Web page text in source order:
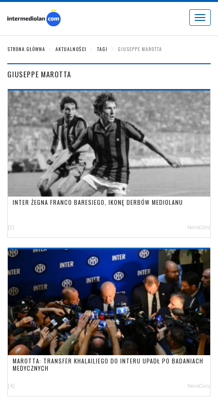
Toggle
STRONA GŁÓWNA AKTUALNOŚCI TAGI GIUSEPPE MAROTTA
GIUSEPPE MAROTTA
INTER ŻEGNA FRANCO BARESIEGO, IKONĘ DERBÓW MEDIOLANU
[3] NerioCorsi
MAROTTA: TRANSFER KHALAILIEGO DO INTERU UPADŁ PO BADANIACH
MEDYCZNYCH
[4] NerioCorsi